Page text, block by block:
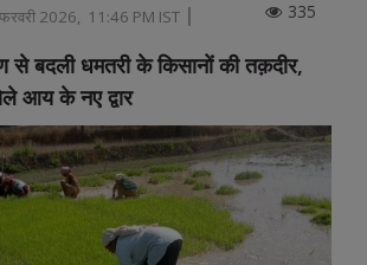
2026, 11:46 PM IST 335
से बदली धमतरी के किसानों की तक़दीर,
आय के नए द्वार